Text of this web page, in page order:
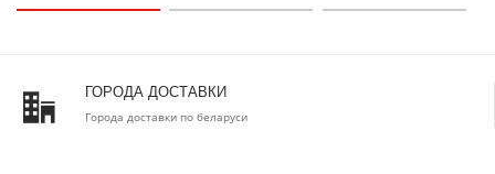
ГОРОДА ДОСТАВКИ
Города доставки по беларуси